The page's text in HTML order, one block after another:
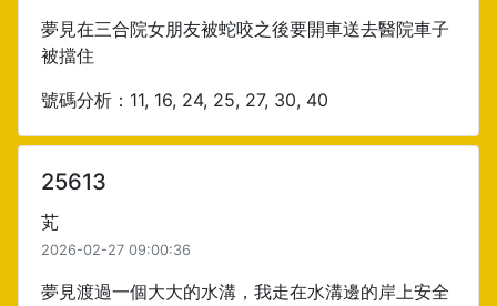
夢見在三合院女朋友被蛇咬之後要開車送去醫院車子
被擋住
號碼分析：11, 16, 24, 25, 27, 30, 40
25613
芄
2026-02-27 09:00:36
夢見渡過一個大大的水溝，我走在水溝邊的岸上安全